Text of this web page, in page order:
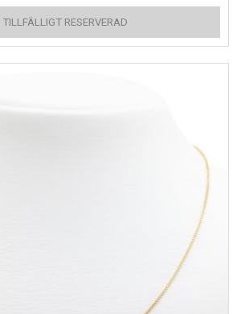
TILLFÄLLIGT RESERVERAD